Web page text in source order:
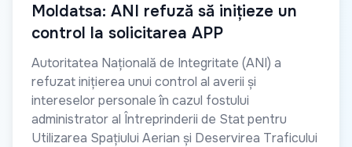
Moldatsa: ANI refuză să inițieze un
control la solicitarea APP
Autoritatea Națională de Integritate (ANI) a
refuzat inițierea unui control al averii și
intereselor personale în cazul fostului
administrator al Întreprinderii de Stat pentru
Utilizarea Spațiului Aerian și Deservirea Traficului